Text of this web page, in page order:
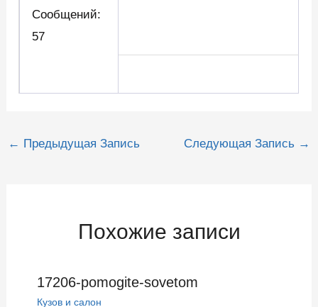
Сообщений:
57
Навигация
← Предыдущая Запись Следующая Запись →
Похожие записи
17206-pomogite-sovetom
Кузов и салон